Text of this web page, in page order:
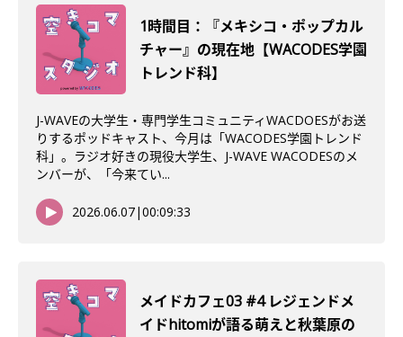
1時間目：『メキシコ・ポップカル
チャー』の現在地【WACODES学園
トレンド科】
J-WAVEの大学生・専門学生コミュニティWACDOESがお送
りするポッドキャスト、今月は「WACODES学園トレンド
科」。ラジオ好きの現役大学生、J-WAVE WACODESのメ
ンバーが、「今来てい...
2026.06.07|00:09:33
メイドカフェ03 #4 レジェンドメ
イドhitomiが語る萌えと秋葉原の